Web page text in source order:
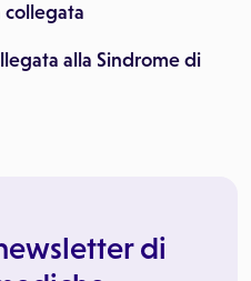
collegata
alla Sindrome di
di